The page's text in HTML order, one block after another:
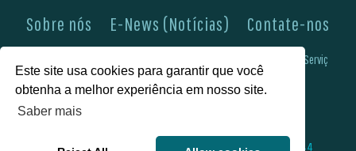
Este site usa cookies para garantir que você
obtenha a melhor experiência em nosso site.
Saber mais
Sobre nós
E-News (Notícias) Contate-nos
Boletins de Serviç
FAQs (Perguntas Frequentes) Política de Privacidade
©2026 Wood's Powr-Grip®, Co. Inc. 908 W Main St, Laurel, MT 59044